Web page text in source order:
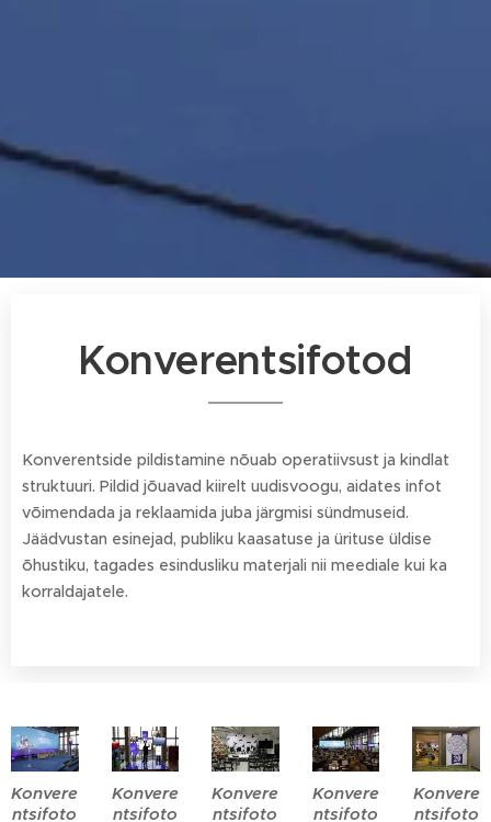
Konverentsifotod
Konverentside pildistamine nõuab operatiivsust ja kindlat
struktuuri. Pildid jõuavad kiirelt uudisvoogu, aidates infot
võimendada ja reklaamida juba järgmisi sündmuseid.
Jäädvustan esinejad, publiku kaasatuse ja ürituse üldise
õhustiku, tagades esindusliku materjali nii meediale kui ka
korraldajatele.
Konvere
ntsifoto
Konvere
ntsifoto
Konvere
ntsifoto
Konvere
ntsifoto
Konvere
ntsifoto